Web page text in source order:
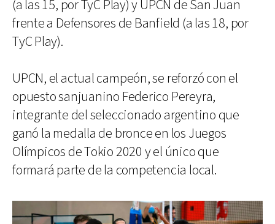
(a las 15, por TyC Play) y UPCN de San Juan
frente a Defensores de Banfield (a las 18, por
TyC Play).
UPCN, el actual campeón, se reforzó con el
opuesto sanjuanino Federico Pereyra,
integrante del seleccionado argentino que
ganó la medalla de bronce en los Juegos
Olímpicos de Tokio 2020 y el único que
formará parte de la competencia local.